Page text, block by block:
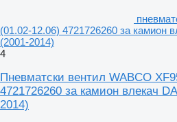
(01.02-12.06) 4721726260 за камион
(2001-2014)
4
Пневматски вентил WABCO
4721726260 за камион влекач
2014)